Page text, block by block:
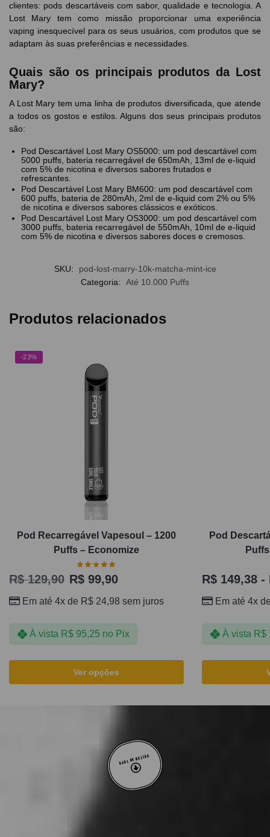
clientes: pods descartáveis com sabor, qualidade e tecnologia. A
Lost Mary tem como missão proporcionar uma experiência
vaping inesquecível para os seus usuários, com produtos que se
adaptam às suas preferências e necessidades.
Quais são os principais produtos da Lost
Mary?
A Lost Mary tem uma linha de produtos diversificada, que atende
a todos os gostos e estilos. Alguns dos seus principais produtos
são:
Pod Descartável Lost Mary OS5000: um pod descartável com
5000 puffs, bateria recarregável de 650mAh, 13ml de e-liquid
com 5% de nicotina e diversos sabores frutados e
refrescantes.
Pod Descartável Lost Mary BM600: um pod descartável com
600 puffs, bateria de 280mAh, 2ml de e-liquid com 2% ou 5%
de nicotina e diversos sabores clássicos e exóticos.
Pod Descartável Lost Mary OS3000: um pod descartável com
3000 puffs, bateria recarregável de 550mAh, 10ml de e-liquid
com 5% de nicotina e diversos sabores doces e cremosos.
SKU:
pod-lost-marry-10k-matcha-mint-ice
Categoria:
Até 10.000 Puffs
Produtos relacionados
-23%
Pod Recarregável Vapesoul – 1200
Puffs – Economize
R$129,90 R$ 99,90
Em até 4x de R$ 24,98 sem juros
À vista R$95,25 no Pix
Ver opções
Pod
R$ 149,38 -
Em até 4x
À vista R$
VOLTAR AO TOPO